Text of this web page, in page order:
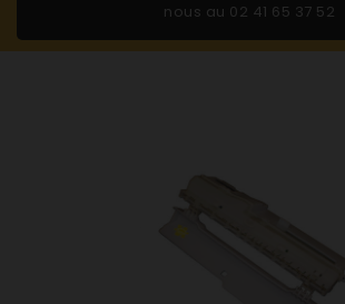
nous au 02 41 65 37 52